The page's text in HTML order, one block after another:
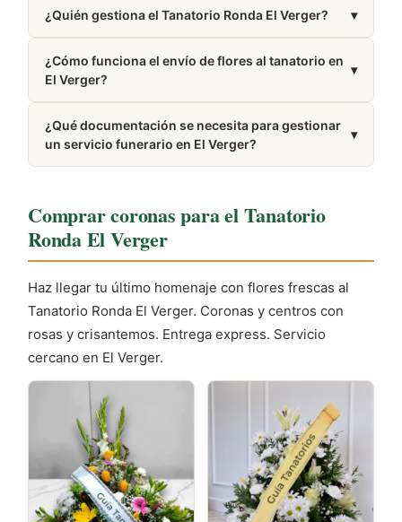
aparece en la sección Cómo llegar de esta misma
página.
¿Quién gestiona el Tanatorio Ronda El Verger? ▾
¿Cómo funciona el envío de flores al tanatorio en
El Verger?
▾
para garantizar una entrega fresca y puntual en el
tanatorio.
¿Qué documentación se necesita para gestionar
un servicio funerario en El Verger?
▾
tener a mano la póliza del seguro de decesos, si
existe.
Comprar coronas para el Tanatorio
Ronda El Verger
Haz llegar tu último homenaje con flores frescas al
Tanatorio Ronda El Verger. Coronas y centros con
rosas y crisantemos. Entrega express. Servicio
cercano en El Verger.